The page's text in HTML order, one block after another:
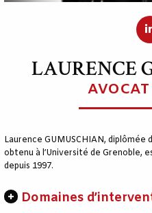
LAURENCE
Laurence GUMUSCHIAN, diplômée
obtenu à l’Université de Grenoble,
depuis 1997.
Domaines